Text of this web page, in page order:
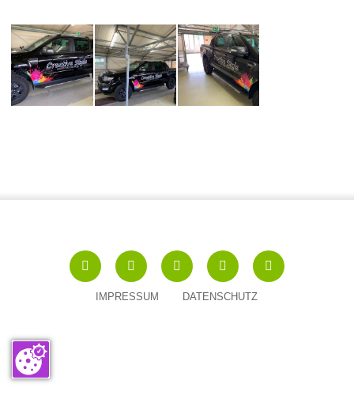
    
IMPRESSUM DATENSCHUTZ